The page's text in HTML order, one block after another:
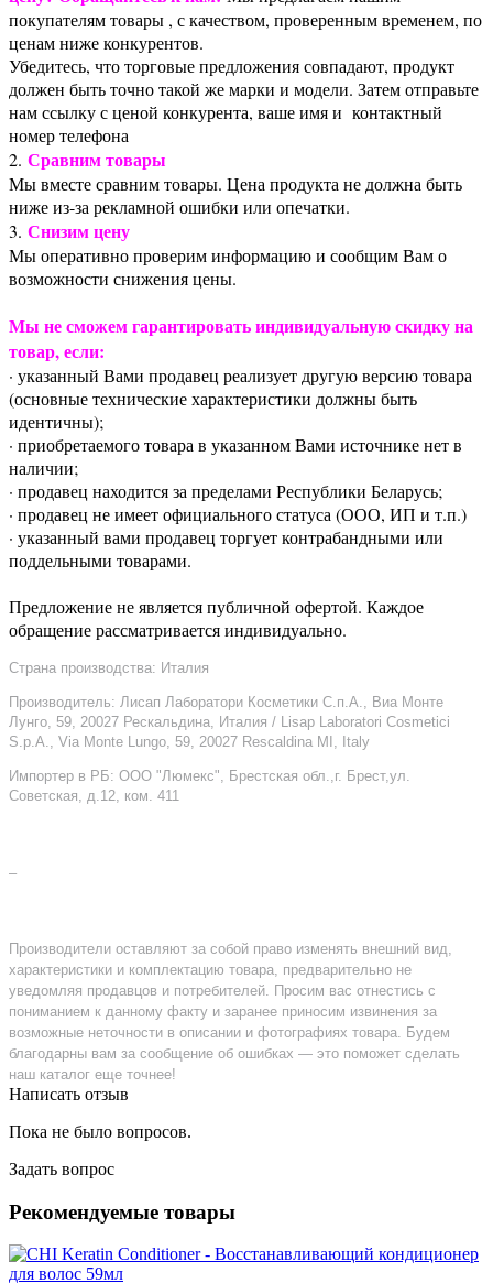
покупателям товары , с качеством, проверенным временем, по
ценам ниже конкурентов.
Убедитесь, что торговые предложения совпадают, продукт
должен быть точно такой же марки и модели. Затем отправьте
нам ссылку с ценой конкурента, ваше имя и контактный
номер телефона
2. Сравним товары
Мы вместе сравним товары. Цена продукта не должна быть
ниже из-за рекламной ошибки или опечатки.
3. Снизим цену
Мы оперативно проверим информацию и сообщим Вам о
возможности снижения цены.
Мы не сможем гарантировать индивидуальную скидку на
товар, если:
· указанный Вами продавец реализует другую версию товара
(основные технические характеристики должны быть
идентичны);
· приобретаемого товара в указанном Вами источнике нет в
наличии;
· продавец находится за пределами Республики Беларусь;
· продавец не имеет официального статуса (ООО, ИП и т.п.)
· указанный вами продавец торгует контрабандными или
поддельными товарами.
Предложение не является публичной офертой. Каждое
обращение рассматривается индивидуально.
Страна производства: Италия
Производитель: Лисап Лаборатори Косметики С.п.А., Виа Монте
Лунго, 59, 20027 Рескальдина, Италия / Lisap Laboratori Cosmetici
S.p.A., Via Monte Lungo, 59, 20027 Rescaldina MI, Italy
Импортер в РБ: ООО "Люмекс", Брестская обл.,г. Брест,ул.
Советская, д.12, ком. 411
–
Производители оставляют за собой право изменять внешний вид,
характеристики и комплектацию товара, предварительно не
уведомляя продавцов и потребителей. Просим вас отнестись с
пониманием к данному факту и заранее приносим извинения за
возможные неточности в описании и фотографиях товара. Будем
благодарны вам за сообщение об ошибках — это поможет сделать
наш каталог еще точнее!
Написать отзыв
Пока не было вопросов.
Задать вопрос
Рекомендуемые товары